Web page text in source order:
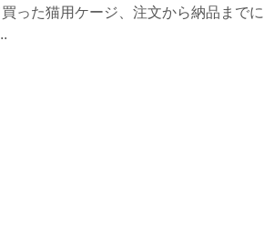
った猫用ケージ、注文から納品までに